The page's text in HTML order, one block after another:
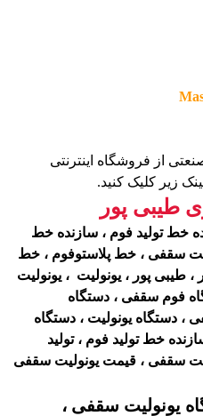
از فروشگاه اینترنتی
زیر کلیک کنید.
طیبی پور
خط تولید فوم ، سازنده خط
سقفی ، خط پلاستوفوم ، خط
طیبی پور ، یونولیت ، یونولیت
فوم سقفی ، دستگاه
، دستگاه یونولیت ، دستگاه
خط تولید فوم ، تولید
سقفی ، قیمت یونولیت سقفی
یونولیت سقفی ،